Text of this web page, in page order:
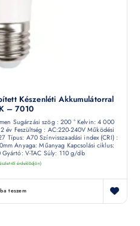
Készenléti Akkumulátorral
– 7010
Sugárzási szög : 200 ° Kelvin: 4 000
év Feszültség : AC:220-240V Működési
Típus: A70 Színvisszaadási index (CRI) :
Anyaga: Műanyag Kapcsolási ciklus:
V-TAC Súly: 110 g/db
érdeklődjön)
teszem